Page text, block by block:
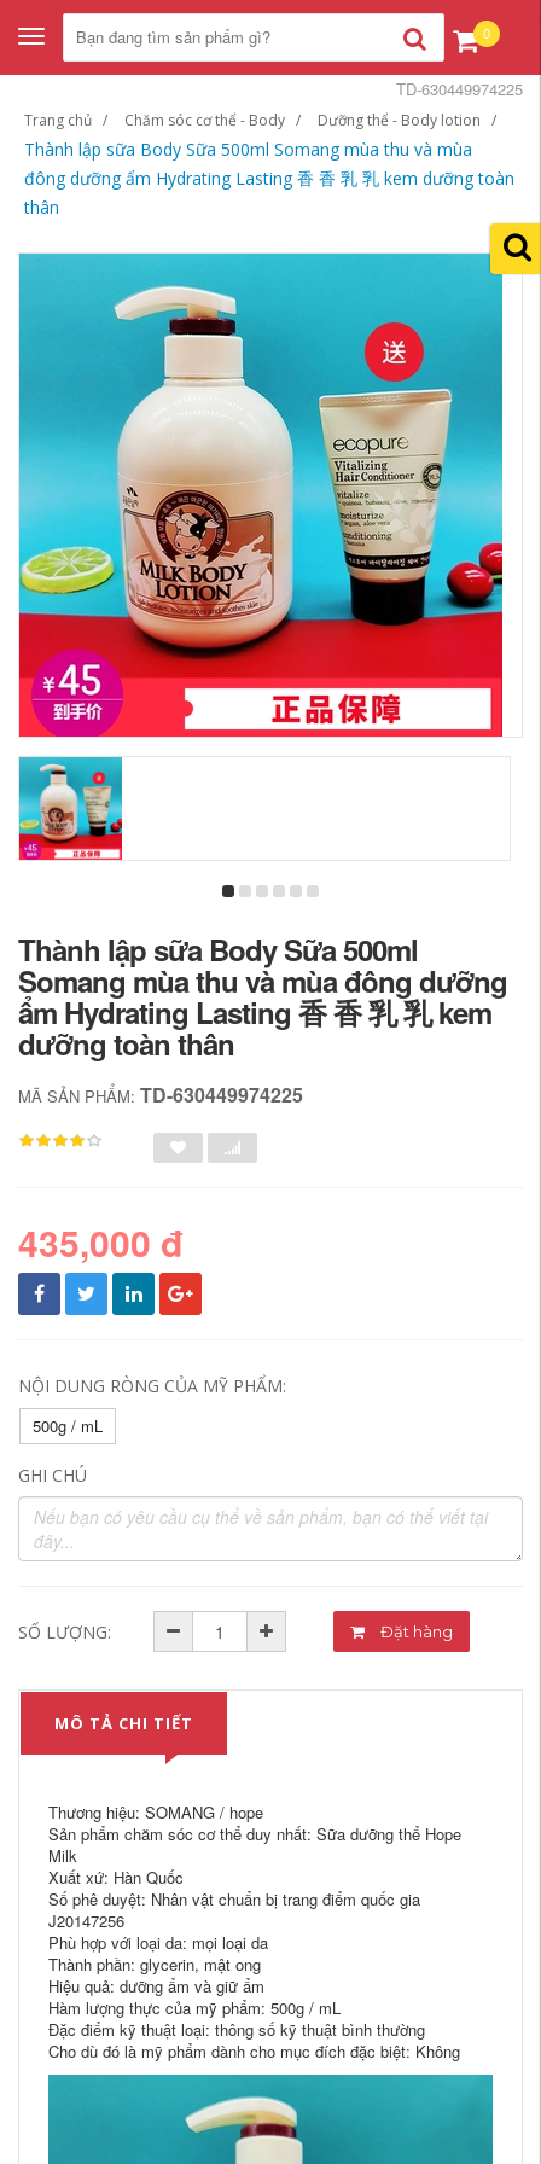
Toggle
navigation
0
Trang chủ Chăm sóc cơ thể - Body Dưỡng thể - Body lotion
Thành lập sữa Body Sữa 500ml Somang mùa thu và mùa
đông dưỡng ẩm Hydrating Lasting 香 香 乳 乳 kem dưỡng toàn
thân
TD-630449974225
Thành lập sữa Body Sữa 500ml
Somang mùa thu và mùa đông dưỡng
ẩm Hydrating Lasting 香 香 乳 乳 kem
dưỡng toàn thân
MÃ SẢN PHẨM: TD-630449974225
435,000 đ
NỘI DUNG RÒNG CỦA MỸ PHẨM:
500g / mL
GHI CHÚ
SỐ LƯỢNG: Đặt hàng
MÔ TẢ CHI TIẾT
Thương hiệu: SOMANG / hope
Sản phẩm chăm sóc cơ thể duy nhất: Sữa dưỡng thể Hope
Milk
Xuất xứ: Hàn Quốc
Số phê duyệt: Nhân vật chuẩn bị trang điểm quốc gia
J20147256
Phù hợp với loại da: mọi loại da
Thành phần: glycerin, mật ong
Hiệu quả: dưỡng ẩm và giữ ẩm
Hàm lượng thực của mỹ phẩm: 500g / mL
Đặc điểm kỹ thuật loại: thông số kỹ thuật bình thường
Cho dù đó là mỹ phẩm dành cho mục đích đặc biệt: Không